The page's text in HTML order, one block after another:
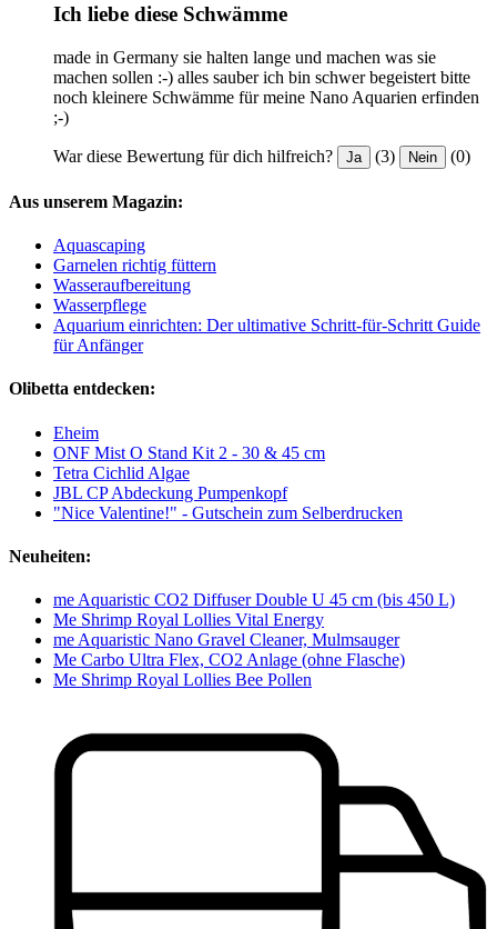
Ich liebe diese Schwämme
made in Germany sie halten lange und machen was sie
machen sollen :-) alles sauber ich bin schwer begeistert bitte
noch kleinere Schwämme für meine Nano Aquarien erfinden
;-)
War diese Bewertung für dich hilfreich? Ja (3) Nein (0)
Aus unserem Magazin:
Aquascaping
Garnelen richtig füttern
Wasseraufbereitung
Wasserpflege
Aquarium einrichten: Der ultimative Schritt-für-Schritt Guide
für Anfänger
Olibetta entdecken:
Eheim
ONF Mist O Stand Kit 2 - 30 & 45 cm
Tetra Cichlid Algae
JBL CP Abdeckung Pumpenkopf
"Nice Valentine!" - Gutschein zum Selberdrucken
Neuheiten:
me Aquaristic CO2 Diffuser Double U 45 cm (bis 450 L)
Me Shrimp Royal Lollies Vital Energy
me Aquaristic Nano Gravel Cleaner, Mulmsauger
Me Carbo Ultra Flex, CO2 Anlage (ohne Flasche)
Me Shrimp Royal Lollies Bee Pollen